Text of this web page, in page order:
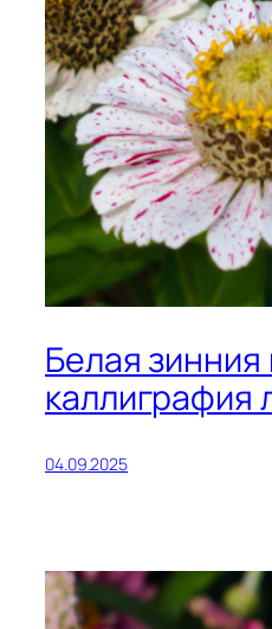
Белая
каллиграфия
04.09.2025